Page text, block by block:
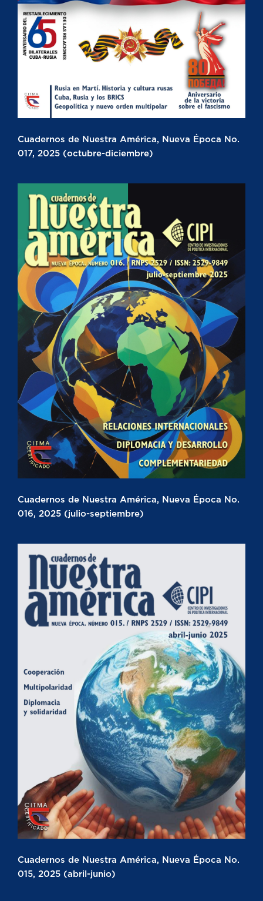
Cuadernos de Nuestra América, Nueva Época No.
017, 2025 (octubre-diciembre)
Cuadernos de Nuestra América, Nueva Época No.
016, 2025 (julio-septiembre)
Cuadernos de Nuestra América, Nueva Época No.
015, 2025 (abril-junio)